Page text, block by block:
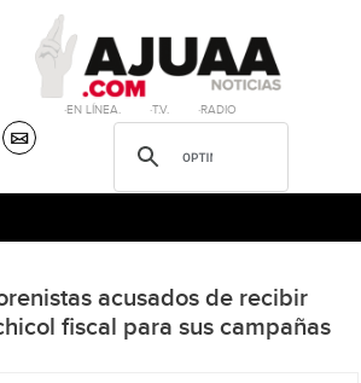
·EN LÍNEA. ·T.V. ·RADIO
acusados de recibir
fiscal para sus campañas